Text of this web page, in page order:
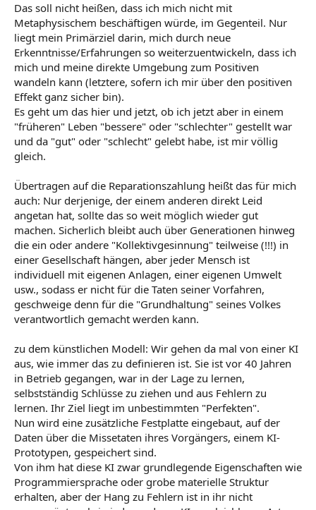
Das soll nicht heißen, dass ich mich nicht mit
Metaphysischem beschäftigen würde, im Gegenteil. Nur
liegt mein Primärziel darin, mich durch neue
Erkenntnisse/Erfahrungen so weiterzuentwickeln, dass ich
mich und meine direkte Umgebung zum Positiven
wandeln kann (letztere, sofern ich mir über den positiven
Effekt ganz sicher bin).
Es geht um das hier und jetzt, ob ich jetzt aber in einem
"früheren" Leben "bessere" oder "schlechter" gestellt war
und da "gut" oder "schlecht" gelebt habe, ist mir völlig
gleich.
Übertragen auf die Reparationszahlung heißt das für mich
auch: Nur derjenige, der einem anderen direkt Leid
angetan hat, sollte das so weit möglich wieder gut
machen. Sicherlich bleibt auch über Generationen hinweg
die ein oder andere "Kollektivgesinnung" teilweise (!!!) in
einer Gesellschaft hängen, aber jeder Mensch ist
individuell mit eigenen Anlagen, einer eigenen Umwelt
usw., sodass er nicht für die Taten seiner Vorfahren,
geschweige denn für die "Grundhaltung" seines Volkes
verantwortlich gemacht werden kann.
zu dem künstlichen Modell: Wir gehen da mal von einer KI
aus, wie immer das zu definieren ist. Sie ist vor 40 Jahren
in Betrieb gegangen, war in der Lage zu lernen,
selbstständig Schlüsse zu ziehen und aus Fehlern zu
lernen. Ihr Ziel liegt im unbestimmten "Perfekten".
Nun wird eine zusätzliche Festplatte eingebaut, auf der
Daten über die Missetaten ihres Vorgängers, einem KI-
Prototypen, gespeichert sind.
Von ihm hat diese KI zwar grundlegende Eigenschaften wie
Programmiersprache oder grobe materielle Struktur
erhalten, aber der Hang zu Fehlern ist in ihr nicht